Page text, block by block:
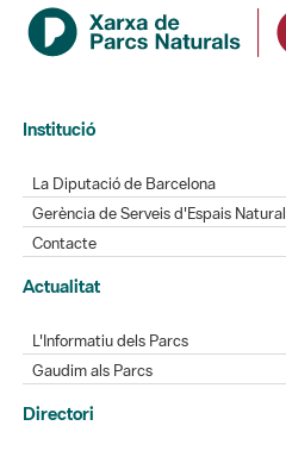
Institució
La Diputació de Barcelona
Gerència de Serveis d'Espais
Contacte
Actualitat
L'Informatiu dels Parcs
Gaudim als Parcs
Directori